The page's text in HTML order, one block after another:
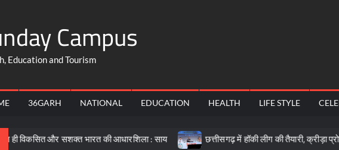
Campus
Education and Tourism
36GARH NATIONAL EDUCATION HEALTH LIFE STYLE
और सशक्त भारत की आधारशिला : साय छत्तीसगढ़ में हॉकी लीग की तैयारी, क्रीड़ा प्रोत्साहन